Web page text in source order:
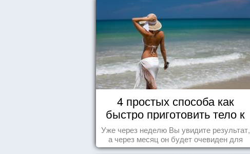
4 простых способа как
быстро приготовить тело к
морю
Уже через неделю Вы увидите результат,
а через месяц он будет очевиден для
всех!